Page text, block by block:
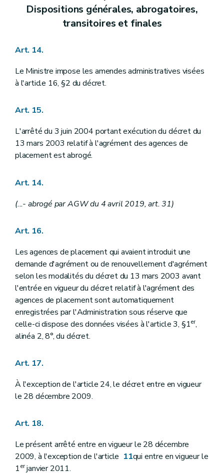
Dispositions générales, abrogatoires,
transitoires et finales
Art. 14.
Le Ministre impose les amendes administratives visées
à l'article 16, §2 du décret.
Art. 15.
L'arrêté du 3 juin 2004 portant exécution du décret du
13 mars 2003 relatif à l'agrément des agences de
placement est abrogé.
Art. 14.
(...- abrogé par AGW du 4 avril 2019, art. 31)
Art. 16.
Les agences de placement qui avaient introduit une
demande d'agrément ou de renouvellement d'agrément
selon les modalités du décret du 13 mars 2003 avant
l'entrée en vigueur du décret relatif à l'agrément des
agences de placement sont automatiquement
enregistrées par l'Administration sous réserve que
celle-ci dispose des données visées à l'article 3, §1er,
alinéa 2, 8°, du décret.
Art. 17.
À l'exception de l'article 24, le décret entre en vigueur
le 28 décembre 2009.
Art. 18.
Le présent arrêté entre en vigueur le 28 décembre
2009, à l'exception de l'article 11qui entre en vigueur le
1erjanvier 2011.